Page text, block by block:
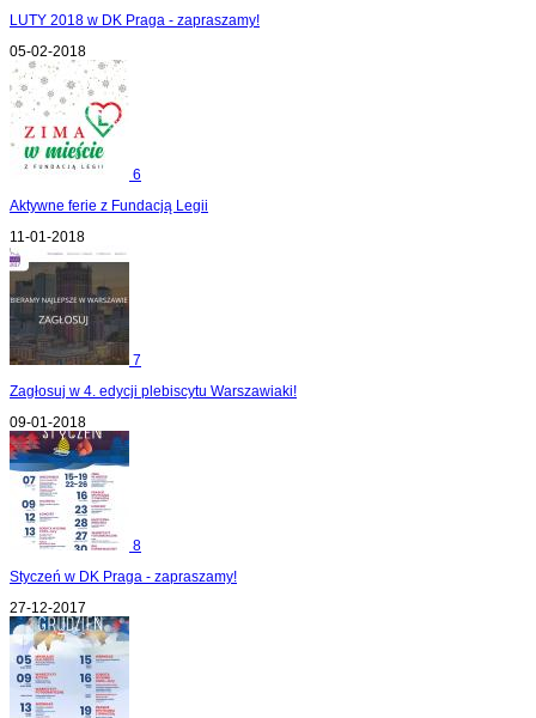
LUTY 2018 w DK Praga - zapraszamy!
05-02-2018
6
Aktywne ferie z Fundacją Legii
11-01-2018
7
Zagłosuj w 4. edycji plebiscytu Warszawiaki!
09-01-2018
8
Styczeń w DK Praga - zapraszamy!
27-12-2017